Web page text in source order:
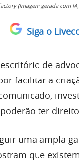
(Imagem gerada com
Siga o
de
facilitar a
ter
uma ampla
que